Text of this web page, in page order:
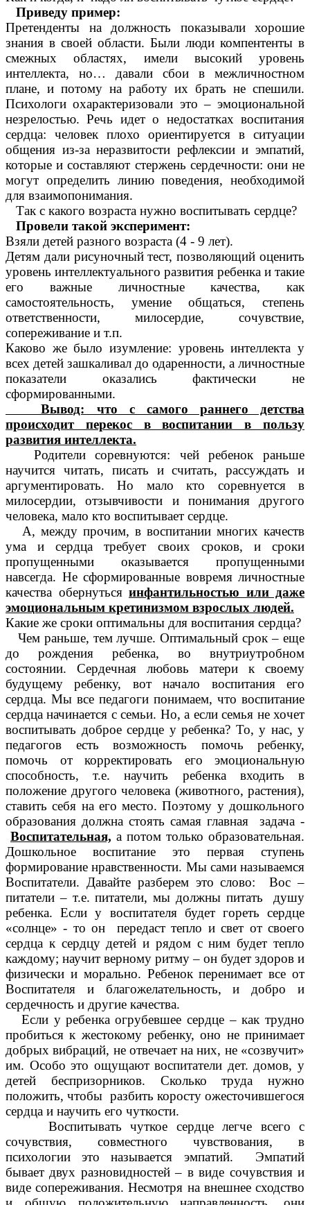
Приведу пример:
Претенденты на должность показывали хорошие
знания в своей области. Были люди компентенты в
смежных областях, имели высокий уровень
интеллекта, но… давали сбои в межличностном
плане, и потому на работу их брать не спешили.
Психологи охарактеризовали это – эмоциональной
незрелостью. Речь идет о недостатках воспитания
сердца: человек плохо ориентируется в ситуации
общения из-за неразвитости рефлексии и эмпатий,
которые и составляют стержень сердечности: они не
могут определить линию поведения, необходимой
для взаимопонимания.
Так с какого возраста нужно воспитывать сердце?
Провели такой эксперимент:
Взяли детей разного возраста (4 - 9 лет).
Детям дали рисуночный тест, позволяющий оценить
уровень интеллектуального развития ребенка и такие
его важные личностные качества, как
самостоятельность, умение общаться, степень
ответственности, милосердие, сочувствие,
сопереживание и т.п.
Каково же было изумление: уровень интеллекта у
всех детей зашкаливал до одаренности, а личностные
показатели оказались фактически не
сформированными.
Вывод: что с самого раннего детства
происходит перекос в воспитании в пользу
развития интеллекта.
Родители соревнуются: чей ребенок раньше
научится читать, писать и считать, рассуждать и
аргументировать. Но мало кто соревнуется в
милосердии, отзывчивости и понимания другого
человека, мало кто воспитывает сердце.
А, между прочим, в воспитании многих качеств
ума и сердца требует своих сроков, и сроки
пропущенными оказывается пропущенными
навсегда. Не сформированные вовремя личностные
качества обернуться инфантильностью или даже
эмоциональным кретинизмом взрослых людей.
Какие же сроки оптимальны для воспитания сердца?
Чем раньше, тем лучше. Оптимальный срок – еще
до рождения ребенка, во внутриутробном
состоянии. Сердечная любовь матери к своему
будущему ребенку, вот начало воспитания его
сердца. Мы все педагоги понимаем, что воспитание
сердца начинается с семьи. Но, а если семья не хочет
воспитывать доброе сердце у ребенка? То, у нас, у
педагогов есть возможность помочь ребенку,
помочь от корректировать его эмоциональную
способность, т.е. научить ребенка входить в
положение другого человека (животного, растения),
ставить себя на его место. Поэтому у дошкольного
образования должна стоять самая главная задача -
Воспитательная, а потом только образовательная.
Дошкольное воспитание это первая ступень
формирование нравственности. Мы сами называемся
Воспитатели. Давайте разберем это слово: Вос –
питатели – т.е. питатели, мы должны питать душу
ребенка. Если у воспитателя будет гореть сердце
«солнце» - то он передаст тепло и свет от своего
сердца к сердцу детей и рядом с ним будет тепло
каждому; научит верному ритму – он будет здоров и
физически и морально. Ребенок перенимает все от
Воспитателя и благожелательность, и добро и
сердечность и другие качества.
Если у ребенка огрубевшее сердце – как трудно
пробиться к жестокому ребенку, оно не принимает
добрых вибраций, не отвечает на них, не «созвучит»
им. Особо это ощущают воспитатели дет. домов, у
детей беспризорников. Сколько труда нужно
положить, чтобы разбить коросту ожесточившегося
сердца и научить его чуткости.
Воспитывать чуткое сердце легче всего с
сочувствия, совместного чувствования, в
психологии это называется эмпатий. Эмпатий
бывает двух разновидностей – в виде сочувствия и
виде сопереживания. Несмотря на внешнее сходство